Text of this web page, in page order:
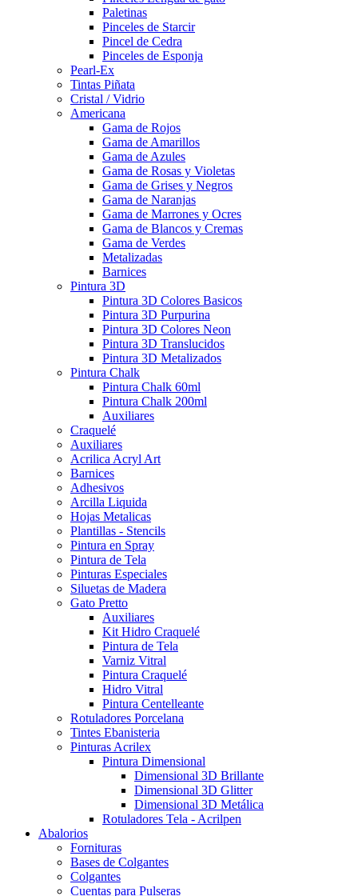
Paletinas
Pinceles de Starcir
Pincel de Cedra
Pinceles de Esponja
Pearl-Ex
Tintas Piñata
Cristal / Vidrio
Americana
Gama de Rojos
Gama de Amarillos
Gama de Azules
Gama de Rosas y Violetas
Gama de Grises y Negros
Gama de Naranjas
Gama de Marrones y Ocres
Gama de Blancos y Cremas
Gama de Verdes
Metalizadas
Barnices
Pintura 3D
Pintura 3D Colores Basicos
Pintura 3D Purpurina
Pintura 3D Colores Neon
Pintura 3D Translucidos
Pintura 3D Metalizados
Pintura Chalk
Pintura Chalk 60ml
Pintura Chalk 200ml
Auxiliares
Craquelé
Auxiliares
Acrilica Acryl Art
Barnices
Adhesivos
Arcilla Liquida
Hojas Metalicas
Plantillas - Stencils
Pintura en Spray
Pintura de Tela
Pinturas Especiales
Siluetas de Madera
Gato Pretto
Auxiliares
Kit Hidro Craquelé
Pintura de Tela
Varniz Vitral
Pintura Craquelé
Hidro Vitral
Pintura Centelleante
Rotuladores Porcelana
Tintes Ebanisteria
Pinturas Acrilex
Pintura Dimensional
Dimensional 3D Brillante
Dimensional 3D Glitter
Dimensional 3D Metálica
Rotuladores Tela - Acrilpen
Abalorios
Fornituras
Bases de Colgantes
Colgantes
Cuentas para Pulseras